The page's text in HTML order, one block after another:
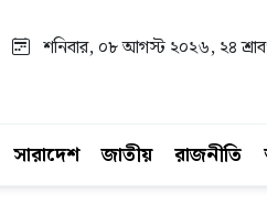
শনিবার, ০৮ আগস্ট ২০২৬, ২৪
সারাদেশ জাতীয় রাজনীতি